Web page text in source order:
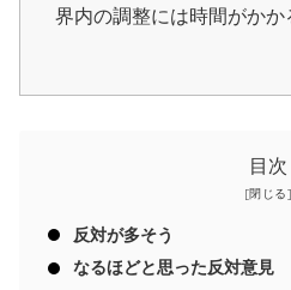
界内の調整には時間がかか
目次
反対が多そう
なるほどと思った反対意見